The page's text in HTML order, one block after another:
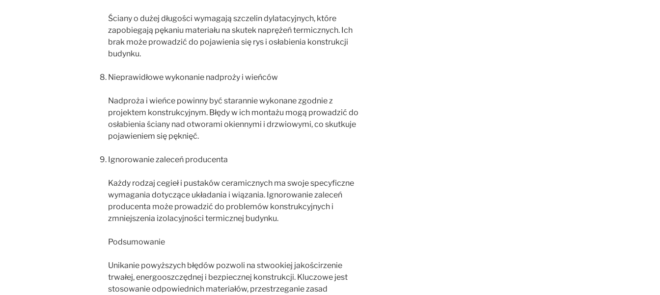
Ściany o dużej długości wymagają szczelin dylatacyjnych, które
zapobiegają pękaniu materiału na skutek naprężeń termicznych. Ich
brak może prowadzić do pojawienia się rys i osłabienia konstrukcji
budynku.
Nieprawidłowe wykonanie nadproży i wieńców
Nadproża i wieńce powinny być starannie wykonane zgodnie z
projektem konstrukcyjnym. Błędy w ich montażu mogą prowadzić do
osłabienia ściany nad otworami okiennymi i drzwiowymi, co skutkuje
pojawieniem się pęknięć.
Ignorowanie zaleceń producenta
Każdy rodzaj cegieł i pustaków ceramicznych ma swoje specyficzne
wymagania dotyczące układania i wiązania. Ignorowanie zaleceń
producenta może prowadzić do problemów konstrukcyjnych i
zmniejszenia izolacyjności termicznej budynku.
Podsumowanie
Unikanie powyższych błędów pozwoli na stwookiej jakościrzenie
trwałej, energooszczędnej i bezpiecznej konstrukcji. Kluczowe jest
stosowanie odpowiednich materiałów, przestrzeganie zasad